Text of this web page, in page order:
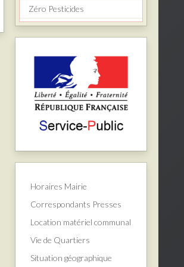
Zéro Pesticides
Horaires Mairie
Correspondants Presses
Location matériel communal
Vie de Quartiers
Situation géographique